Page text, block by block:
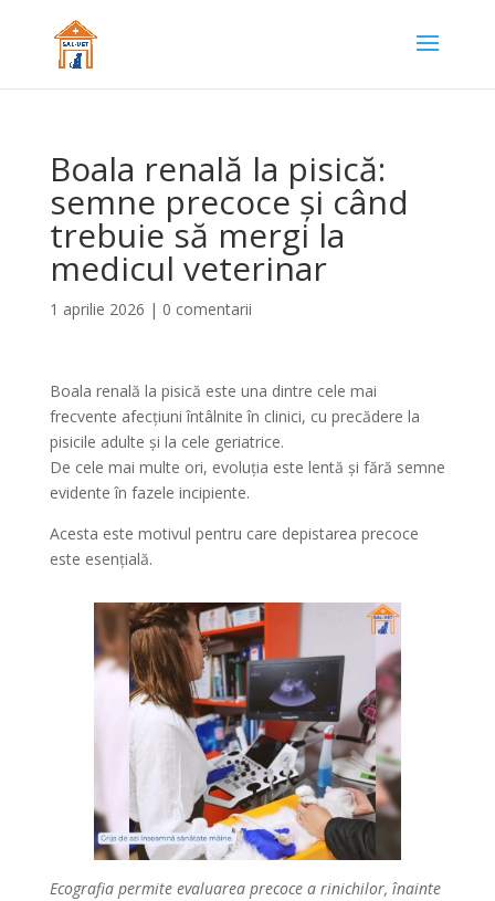
Boala renală la pisică:
semne precoce și când
trebuie să mergi la
medicul veterinar
1 aprilie 2026 | 0 comentarii
Boala renală la pisică este una dintre cele mai
frecvente afecțiuni întâlnite în clinici, cu precădere la
pisicile adulte și la cele geriatrice.
De cele mai multe ori, evoluția este lentă și fără semne
evidente în fazele incipiente.
Acesta este motivul pentru care depistarea precoce
este esențială.
Ecografia permite evaluarea precoce a rinichilor, înainte